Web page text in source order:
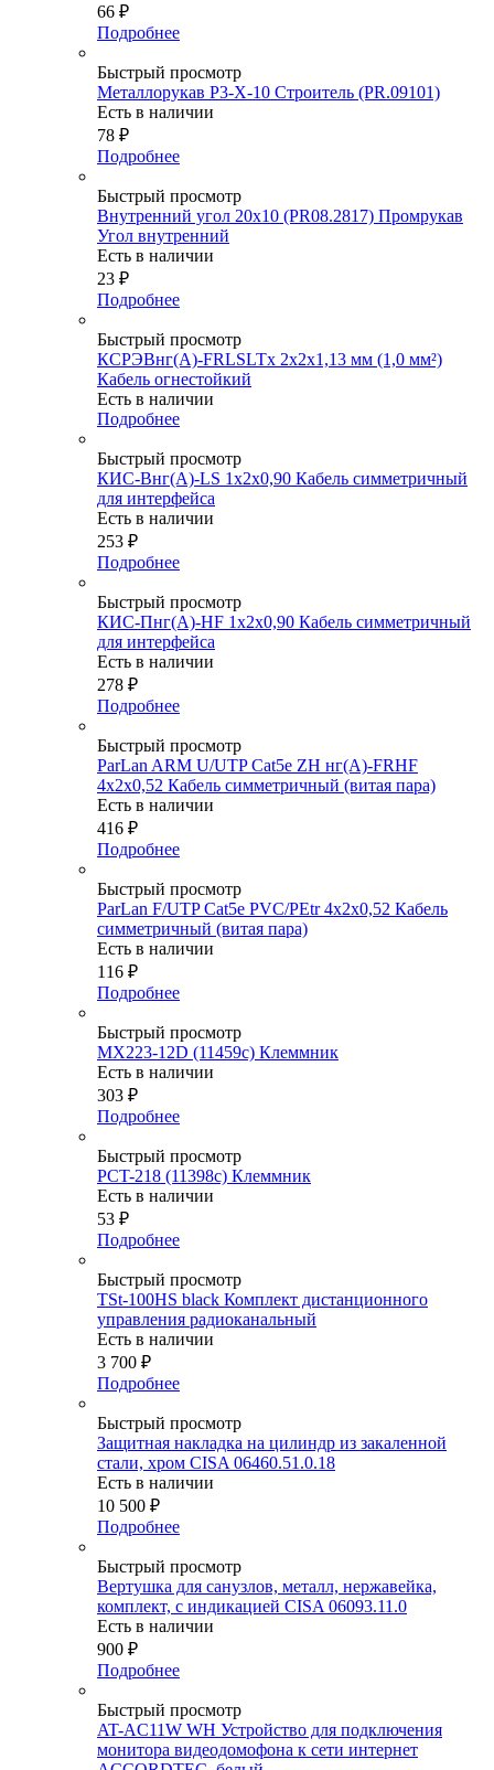
66 ₽
Подробнее
Быстрый просмотр
Металлорукав Р3-Х-10 Строитель (PR.09101)
Есть в наличии
78 ₽
Подробнее
Быстрый просмотр
Внутренний угол 20х10 (PR08.2817) Промрукав
Угол внутренний
Есть в наличии
23 ₽
Подробнее
Быстрый просмотр
КСРЭВнг(А)-FRLSLTx 2х2х1,13 мм (1,0 мм²)
Кабель огнестойкий
Есть в наличии
Подробнее
Быстрый просмотр
КИС-Внг(А)-LS 1х2х0,90 Кабель симметричный
для интерфейса
Есть в наличии
253 ₽
Подробнее
Быстрый просмотр
КИС-Пнг(А)-HF 1х2х0,90 Кабель симметричный
для интерфейса
Есть в наличии
278 ₽
Подробнее
Быстрый просмотр
ParLan ARM U/UTP Cat5e ZH нг(А)-FRHF
4х2x0,52 Кабель симметричный (витая пара)
Есть в наличии
416 ₽
Подробнее
Быстрый просмотр
ParLan F/UTP Cat5e PVC/PEtr 4х2х0,52 Кабель
симметричный (витая пара)
Есть в наличии
116 ₽
Подробнее
Быстрый просмотр
MX223-12D (11459c) Клеммник
Есть в наличии
303 ₽
Подробнее
Быстрый просмотр
PCT-218 (11398c) Клеммник
Есть в наличии
53 ₽
Подробнее
Быстрый просмотр
TSt-100HS black Комплект дистанционного
управления радиоканальный
Есть в наличии
3 700 ₽
Подробнее
Быстрый просмотр
Защитная накладка на цилиндр из закаленной
стали, хром CISA 06460.51.0.18
Есть в наличии
10 500 ₽
Подробнее
Быстрый просмотр
Вертушка для санузлов, металл, нержавейка,
комплект, с индикацией CISA 06093.11.0
Есть в наличии
900 ₽
Подробнее
Быстрый просмотр
AT-AC11W WH Устройство для подключения
монитора видеодомофона к сети интернет